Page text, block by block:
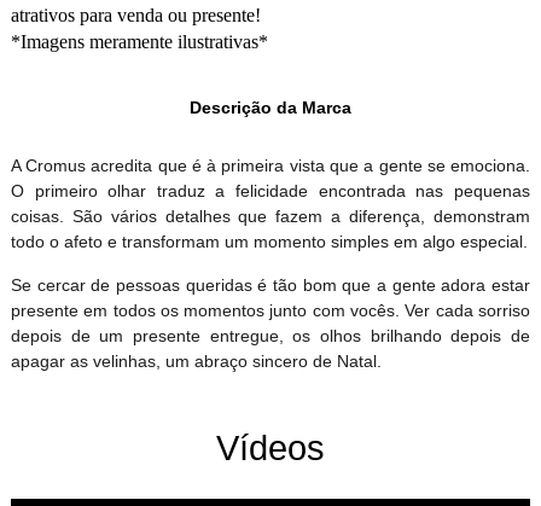
atrativos para venda ou presente!
*Imagens meramente ilustrativas*
Descrição da Marca
A Cromus acredita que é à primeira vista que a gente se emociona.
O primeiro olhar traduz a felicidade encontrada nas pequenas
coisas. São vários detalhes que fazem a diferença, demonstram
todo o afeto e transformam um momento simples em algo especial.
Se cercar de pessoas queridas é tão bom que a gente adora estar
presente em todos os momentos junto com vocês. Ver cada sorriso
depois de um presente entregue, os olhos brilhando depois de
apagar as velinhas, um abraço sincero de Natal.
Vídeos